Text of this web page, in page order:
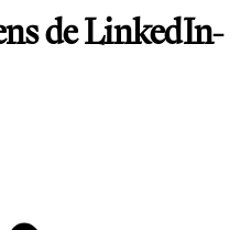
de LinkedIn-